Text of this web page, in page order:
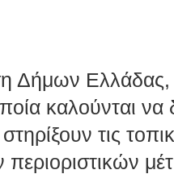
Δήμων Ελλάδας,
καλούνται να
τις